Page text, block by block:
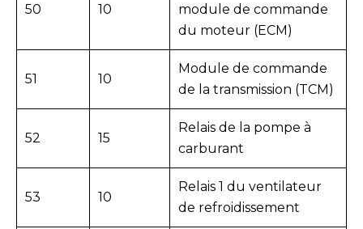
50 10
module de commande
du moteur (ECM)
51 10
Module de commande
de la transmission (TCM)
52 15
Relais de la pompe à
carburant
53 10
Relais 1 du ventilateur
de refroidissement